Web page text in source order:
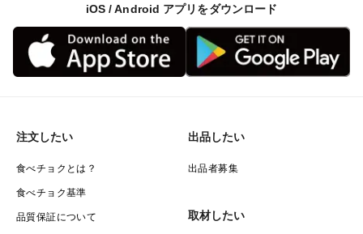
iOS / Android アプリをダウンロード
注文したい
食べチョクとは？
食べチョク基準
品質保証について
出品したい
出品者募集
取材したい